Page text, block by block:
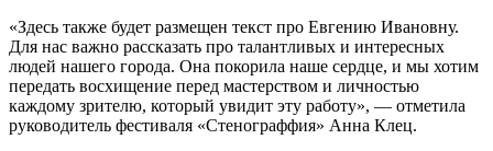
«Здесь также будет размещен текст про Евгению Ивановну.
Для нас важно рассказать про талантливых и интересных
людей нашего города. Она покорила наше сердце, и мы хотим
передать восхищение перед мастерством и личностью
каждому зрителю, который увидит эту работу», — отметила
руководитель фестиваля «Стенограффия» Анна Клец.